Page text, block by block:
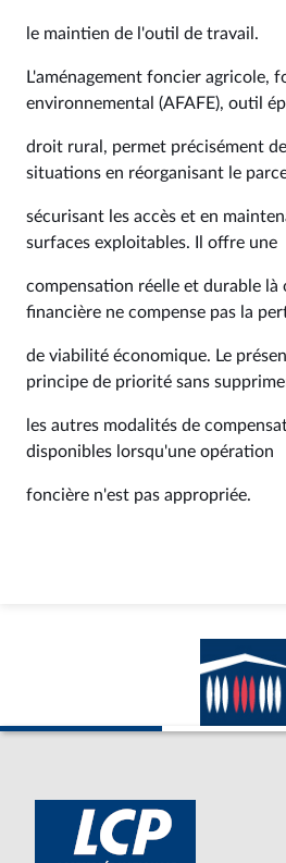
le maintien de l'outil de travail.
L'aménagement foncier agricole,
environnemental (AFAFE), outil
droit rural, permet précisément
situations en réorganisant le
sécurisant les accès et en
surfaces exploitables. Il offre une
compensation réelle et durable là
financière ne compense pas la
de viabilité économique. Le
principe de priorité sans
les autres modalités de
disponibles lorsqu'une opération
foncière n'est pas appropriée.